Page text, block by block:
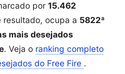
por 15.462
resultado, ocupa a 5822ª
mais desejados
. Veja o ranking completo
do Free Fire .